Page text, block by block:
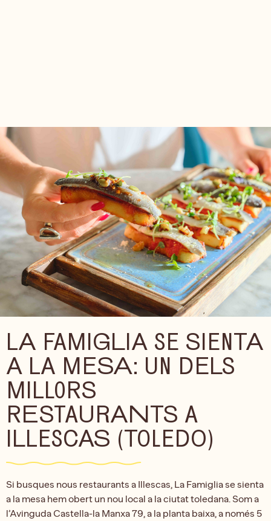
LA FAMIGLIA SE SIENTA
A LA MESA: UN DELS
MILLORS
RESTAURANTS A
ILLESCAS (TOLEDO)
Si busques nous restaurants a Illescas, La Famiglia se sienta
a la mesa hem obert un nou local a la ciutat toledana. Som a
l’Avinguda Castella-la Manxa 79, a la planta baixa, a només 5